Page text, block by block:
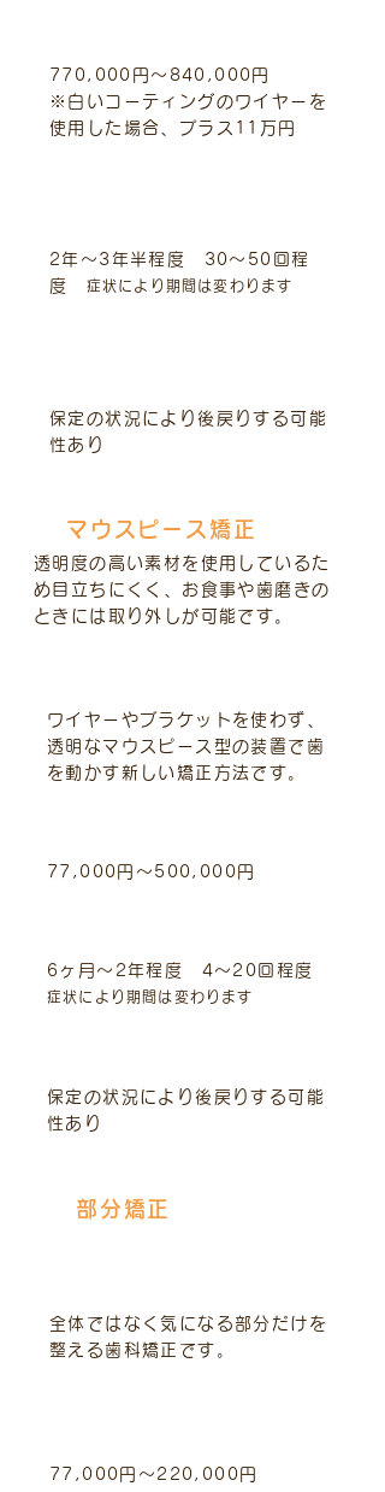
マウスピース矯正
透明度の高い素材を使用しているた
め目立ちにくく、お食事や歯磨きの
ときには取り外しが可能です。
ワイヤーやブラケットを使わず、
透明なマウスピース型の装置で歯
を動かす新しい矯正方法です。
77,000円～500,000円
6ヶ月～2年程度 4～20回程度
症状により期間は変わります
保定の状況により後戻りする可能
性あり
770,000円～840,000円
​※白いコーティングのワイヤーを
使用した場合、プラス11万円
2年～3年半程度 30～50回程
度 症状により期間は変わります
保定の状況により後戻りする可能
性あり
部分矯正
全体ではなく気になる部分だけを
整える歯科矯正です。
77,000円～220,000円